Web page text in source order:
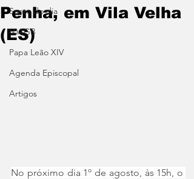
Santo do dia
60AGB
Papa Leão XIV
Agenda Episcopal
Artigos
Penha, em Vila Velha
(ES)
No próximo dia 1º de agosto, às 15h, o